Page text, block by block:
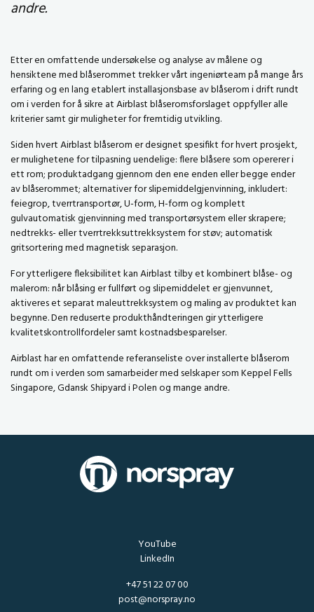
andre.
Etter en omfattende undersøkelse og analyse av målene og
hensiktene med blåserommet trekker vårt ingeniørteam på mange års
erfaring og en lang etablert installasjonsbase av blåserom i drift rundt
om i verden for å sikre at Airblast blåseromsforslaget oppfyller alle
kriterier samt gir muligheter for fremtidig utvikling.
Siden hvert Airblast blåserom er designet spesifikt for hvert prosjekt,
er mulighetene for tilpasning uendelige: flere blåsere som opererer i
ett rom; produktadgang gjennom den ene enden eller begge ender
av blåserommet; alternativer for slipemiddelgjenvinning, inkludert:
feiegrop, tverrtransportør, U-form, H-form og komplett
gulvautomatisk gjenvinning med transportørsystem eller skrapere;
nedtrekks- eller tverrtrekksuttrekksystem for støv; automatisk
gritsortering med magnetisk separasjon.
For ytterligere fleksibilitet kan Airblast tilby et kombinert blåse- og
malerom: når blåsing er fullført og slipemiddelet er gjenvunnet,
aktiveres et separat maleuttrekksystem og maling av produktet kan
begynne. Den reduserte produkthåndteringen gir ytterligere
kvalitetskontrollfordeler samt kostnadsbesparelser.
Airblast har en omfattende referanseliste over installerte blåserom
rundt om i verden som samarbeider med selskaper som Keppel Fells
Singapore, Gdansk Shipyard i Polen og mange andre.
YouTube
LinkedIn
+47 51 22 07 00
post@norspray.no